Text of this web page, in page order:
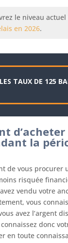
le niveau
en 2026.
TAUX DE 125
d’acheter
la
de vous procurer
risquée
vendu votre
vous
avez l’argent
donc
en toute